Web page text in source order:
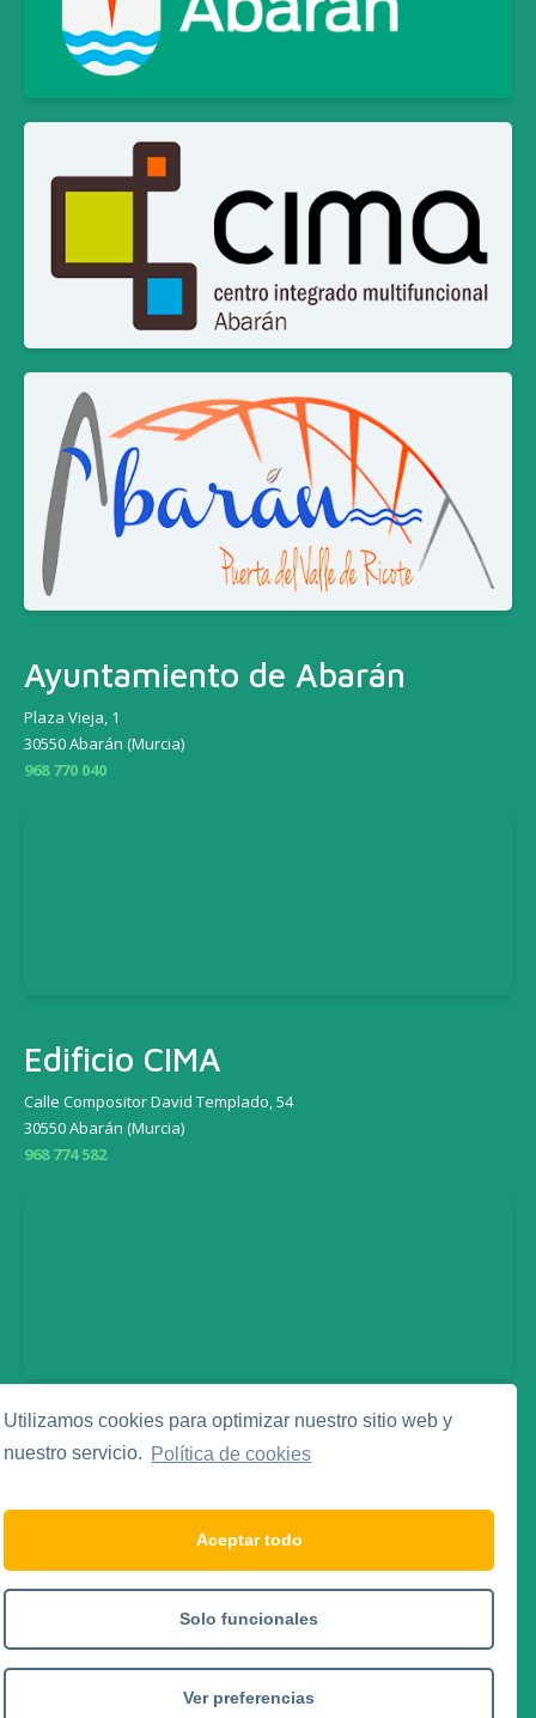
Utilizamos cookies para optimizar nuestro sitio web y
nuestro servicio. Política de cookies
Aceptar todo
Solo funcionales
Ver preferencias
Ayuntamiento de Abarán
Plaza Vieja, 1
30550 Abarán (Murcia)
968 770 040
Edificio CIMA
Calle Compositor David Templado, 54
30550 Abarán (Murcia)
968 774 582
Legal
Política de Privacidad
Social Media